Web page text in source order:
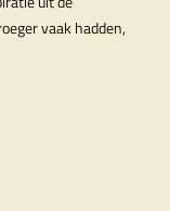
vaak hadden,